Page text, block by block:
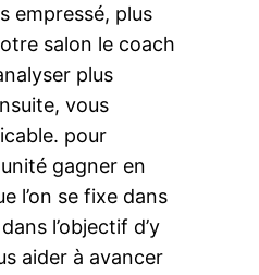
empressé, plus
salon le coach
plus
vous
pour
gagner en
l’on se fixe dans
l’objectif d’y
aider à avancer